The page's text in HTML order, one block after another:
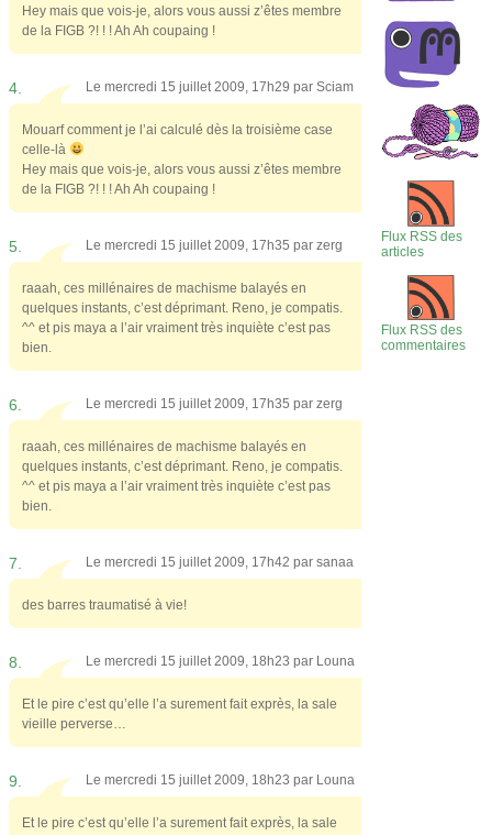
Hey mais que vois-je, alors vous aussi z’êtes membre
de la FIGB ?! ! ! Ah Ah coupaing !
4. Le mercredi 15 juillet 2009, 17h29 par Sciam
Mouarf comment je l’ai calculé dès la troisième case
celle-là
Hey mais que vois-je, alors vous aussi z’êtes membre
de la FIGB ?! ! ! Ah Ah coupaing !
5. Le mercredi 15 juillet 2009, 17h35 par zerg
raaah, ces millénaires de machisme balayés en
quelques instants, c’est déprimant. Reno, je compatis.
^^ et pis maya a l’air vraiment très inquiète c’est pas
bien.
6. Le mercredi 15 juillet 2009, 17h35 par zerg
raaah, ces millénaires de machisme balayés en
quelques instants, c’est déprimant. Reno, je compatis.
^^ et pis maya a l’air vraiment très inquiète c’est pas
bien.
7. Le mercredi 15 juillet 2009, 17h42 par sanaa
des barres traumatisé à vie!
8. Le mercredi 15 juillet 2009, 18h23 par Louna
Et le pire c’est qu’elle l’a surement fait exprès, la sale
vieille perverse…
9. Le mercredi 15 juillet 2009, 18h23 par Louna
Et le pire c’est qu’elle l’a surement fait exprès, la sale
Flux RSS des
articles
Flux RSS des
commentaires